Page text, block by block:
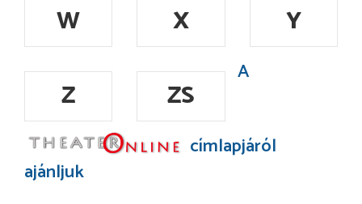
W
X
Y
Z
ZS
A
címlapjáról
ajánljuk